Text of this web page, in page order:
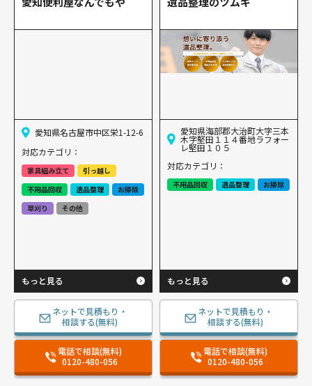
愛知県名古屋市中区栄1-12-6
対応カテゴリ：
家具組み立て
引っ越し
不用品回収
遺品整理
お掃除
草刈り
その他
もっと見る
ネットで見積もり・
相談する(無料)
電話で相談(無料)
0120-480-056
愛知県海部郡大治町大字三本
木字堅田１１４番地ラフォー
レ堅田１０５
対応カテゴリ：
不用品回収 遺品整理 お掃除
もっと見る
ネットで見積もり・
相談する(無料)
電話で相談(無料)
0120-480-056